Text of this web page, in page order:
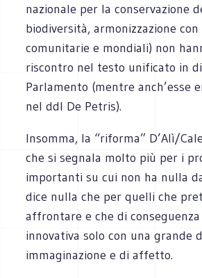
nazionale per la conservazione
biodiversità, armonizzazione
comunitarie e mondiali) non
riscontro nel testo unificato in
Parlamento (mentre anch’esse
nel ddl De Petris).
Insomma, la “riforma” D’Alì/
che si segnala molto più per i
importanti su cui non ha nulla
dice nulla che per quelli che
affrontare e che di
innovativa solo con una grande
immaginazione e di affetto.